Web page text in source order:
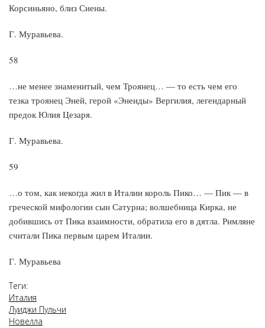
Корсиньяно, близ Сиены.
Г. Муравьева.
58
…не менее знаменитый, чем Троянец… — то есть чем его
тезка троянец Эней, герой «Энеиды» Вергилия, легендарный
предок Юлия Цезаря.
Г. Муравьева.
59
…о том, как некогда жил в Италии король Пико… — Пик — в
греческой мифологии сын Сатурна; волшебница Кирка, не
добившись от Пика взаимности, обратила его в дятла. Римляне
считали Пика первым царем Италии.
Г. Муравьева
Теги:
Италия
Луиджи Пульчи
Новелла